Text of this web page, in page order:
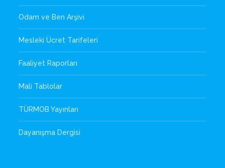
Odam ve Ben Arşivi
Mesleki Ücret Tarifeleri
Faaliyet Raporları
Mali Tablolar
TÜRMOB Yayınları
Dayanışma Dergisi